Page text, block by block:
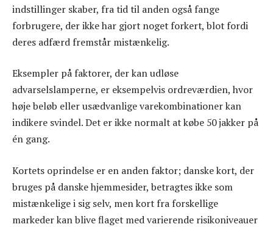
indstillinger skaber, fra tid til anden også fange
forbrugere, der ikke har gjort noget forkert, blot fordi
deres adfærd fremstår mistænkelig.
Eksempler på faktorer, der kan udløse
advarselslamperne, er eksempelvis ordreværdien, hvor
høje beløb eller usædvanlige varekombinationer kan
indikere svindel. Det er ikke normalt at købe 50 jakker på
én gang.
Kortets oprindelse er en anden faktor; danske kort, der
bruges på danske hjemmesider, betragtes ikke som
mistænkelige i sig selv, men kort fra forskellige
markeder kan blive flaget med varierende risikoniveauer